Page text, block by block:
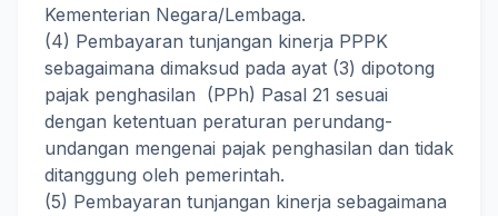
Kementerian Negara/Lembaga.
(4) Pembayaran tunjangan kinerja PPPK
sebagaimana dimaksud pada ayat (3) dipotong
pajak penghasilan (PPh) Pasal 21 sesuai
dengan ketentuan peraturan perundang-
undangan mengenai pajak penghasilan dan tidak
ditanggung oleh pemerintah.
(5) Pembayaran tunjangan kinerja sebagaimana